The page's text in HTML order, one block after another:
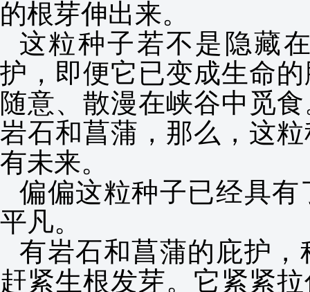
的根芽伸出来。
这粒种子若不是隐藏
护，即便它已变成生命
随意、散漫在峡谷中觅
岩石和菖蒲，那么，这
有未来。
偏偏这粒种子已经具
平凡。
有岩石和菖蒲的庇护
赶紧生根发芽。它紧紧